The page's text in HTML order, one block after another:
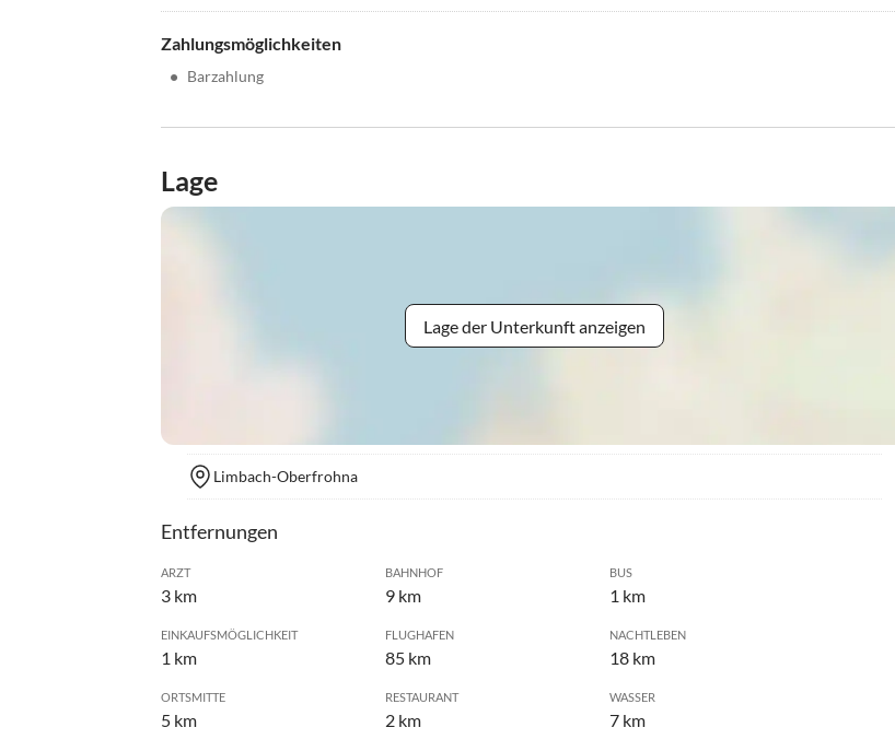
Zahlungsmöglichkeiten
• Barzahlung
Lage
Lage der Unterkunft anzeigen
Limbach-Oberfrohna
Entfernungen
ARZT
3 km
BAHNHOF
9 km
BUS
1 km
EINKAUFSMÖGLICHKEIT
1 km
FLUGHAFEN
85 km
NACHTLEBEN
18 km
ORTSMITTE
5 km
RESTAURANT
2 km
WASSER
7 km